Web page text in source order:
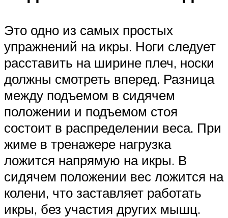
Это одно из самых простых
упражнений на икры. Ноги следует
расставить на ширине плеч, носки
должны смотреть вперед. Разница
между подъемом в сидячем
положении и подъемом стоя
состоит в распределении веса. При
жиме в тренажере нагрузка
ложится напрямую на икры. В
сидячем положении вес ложится на
колени, что заставляет работать
икры, без участия других мышц.